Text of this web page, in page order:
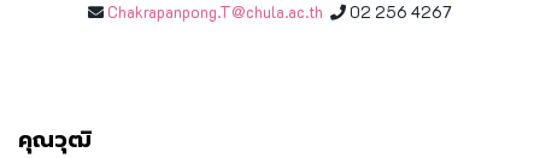
Chakrapanpong.T@chula.ac.th 02 256 4267
คุณวุฒิ